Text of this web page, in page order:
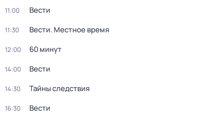
11:00 Вести
11:30 Вести. Местное время
12:00 60 минут
14:00 Вести
14:30 Тайны следствия
16:30 Вести